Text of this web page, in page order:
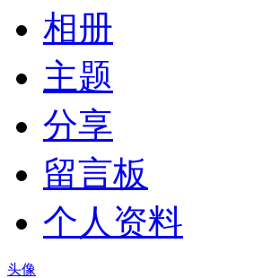
相册
主题
分享
留言板
个人资料
头像